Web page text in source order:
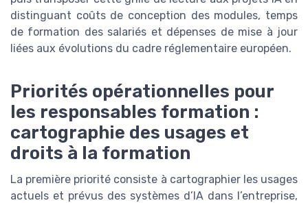
distinguant coûts de conception des modules, temps
de formation des salariés et dépenses de mise à jour
liées aux évolutions du cadre réglementaire européen.
Priorités opérationnelles pour
les responsables formation :
cartographie des usages et
droits à la formation
La première priorité consiste à cartographier les usages
actuels et prévus des systèmes d’IA dans l’entreprise,